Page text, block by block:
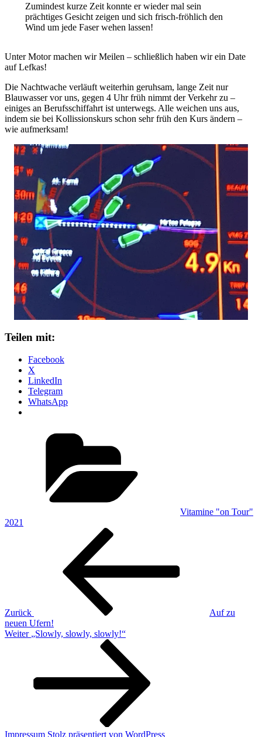
Zumindest kurze Zeit konnte er wieder mal sein
prächtiges Gesicht zeigen und sich frisch-fröhlich den
Wind um jede Faser wehen lassen!
Unter Motor machen wir Meilen – schließlich haben wir ein Date
auf Lefkas!
Die Nachtwache verläuft weiterhin geruhsam, lange Zeit nur
Blauwasser vor uns, gegen 4 Uhr früh nimmt der Verkehr zu –
einiges an Berufsschiffahrt ist unterwegs. Alle weichen uns aus,
indem sie bei Kollissionskurs schon sehr früh den Kurs ändern –
wie aufmerksam!
Teilen mit:
Facebook
X
LinkedIn
Telegram
WhatsApp
Vitamine "on Tour"
2021
Beitragsnavigation
Zurück
Auf zu
neuen Ufern!
Nächster
Weiter „Slowly, slowly, slowly!“
Impressum Stolz präsentiert von WordPress